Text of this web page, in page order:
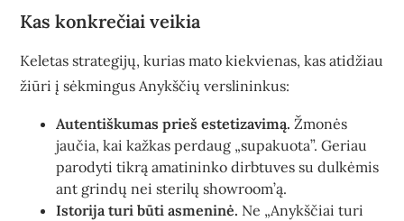
Kas konkrečiai veikia
Keletas strategijų, kurias mato kiekvienas, kas atidžiau
žiūri į sėkmingus Anykščių verslininkus:
Autentiškumas prieš estetizavimą. Žmonės
jaučia, kai kažkas perdaug „supakuota”. Geriau
parodyti tikrą amatininko dirbtuves su dulkėmis
ant grindų nei sterilų showroom’ą.
Istorija turi būti asmeninė. Ne „Anykščiai turi